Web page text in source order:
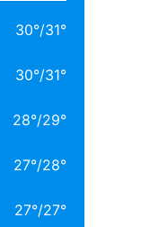
30°/31°
30°/31°
28°/29°
27°/28°
27°/27°